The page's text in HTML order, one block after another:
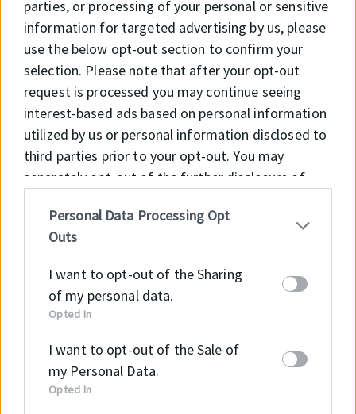
parties, or processing of your personal or sensitive
information for targeted advertising by us, please
use the below opt-out section to confirm your
selection. Please note that after your opt-out
request is processed you may continue seeing
interest-based ads based on personal information
utilized by us or personal information disclosed to
third parties prior to your opt-out. You may
separately opt-out of the further disclosure of
IAB’s list of downstream participants. This
information may also be disclosed by us to third
Participantsthat may further disclose it to other
third parties.
Personal Data Processing Opt
Outs
I want to opt-out of the Sharing
of my personal data.
Opted In
I want to opt-out of the Sale of
my Personal Data.
Opted In
Cégünknél összesen 5 tömítésgyártó
eszterga üzemel.
Síktömítés gyártás
Debreceni telephelyünkön sík tömítés
NBR, FKM, EPDM, PTFE, grafitos vagy
azbesztmentes anyagokkal szolgálja
partnereink egyedi tömítésigényét.